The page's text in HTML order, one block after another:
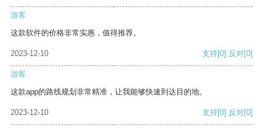
游客
这款软件的价格非常实惠，值得推荐。
2023-12-10 支持[0] 反对[0]
游客
这款app的路线规划非常精准，让我能够快速到达目的地。
2023-12-10 支持[0] 反对[0]